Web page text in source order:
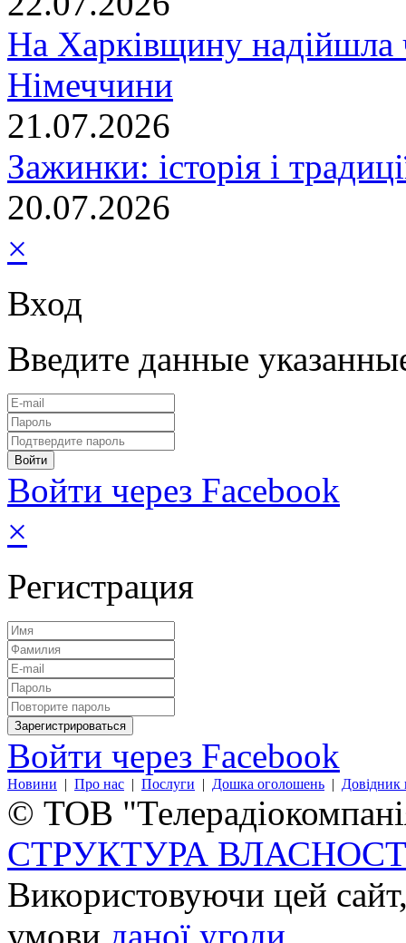
На Харківщину надійшла
Німеччини
21.07.2026
Зажинки: історія і
20.07.2026
×
Вход
Введите данные
Войти через Facebook
×
Регистрация
Войти через Facebook
Новини | Про нас | Послуги | Дошка оголошень | Довідник
© ТОВ
СТРУКТУРА
Використовуючи цей